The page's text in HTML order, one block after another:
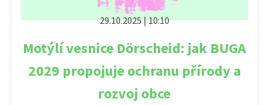
29.10.2025 | 10:10
Motýlí vesnice Dörscheid: jak BUGA
2029 propojuje ochranu přírody a
rozvoj obce